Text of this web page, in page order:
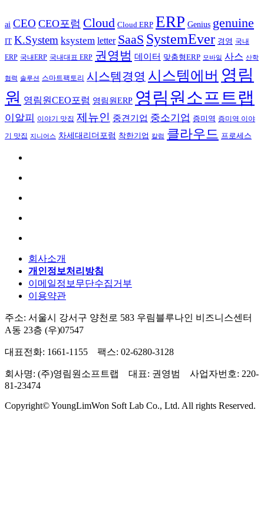
ai CEO CEO포럼 Cloud Cloud ERP ERP Genius genuine
IT K.System ksystem letter SaaS SystemEver 경영 국내
ERP 국내ERP 국내대표 ERP 권영범 데이터 맞춤형ERP 모바일 사스 산학
협력 솔루션 스마트팩토리 시스템경영 시스템에버 영림
원 영림원CEO포럼 영림원ERP 영림원소프트랩
이알피 이야기 맛집 제뉴인 중견기업 중소기업 증미역 증미역 이야
기 맛집 지니어스 차세대리더포럼 착한기업 칼럼 클라우드 프로세스
회사소개
개인정보처리방침
이메일정보무단수집거부
이용약관
주소: 서울시 강서구 양천로 583 우림블루나인 비즈니스센터
A동 23층 (우)07547
대표전화: 1661-1155 팩스: 02-6280-3128
회사명: (주)영림원소프트랩 대표: 권영범 사업자번호: 220-
81-23474
Copyright© YoungLimWon Soft Lab Co., Ltd. All rights Reserved.